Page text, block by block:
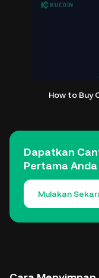
How to Buy
Dapatkan
Pertama
Mulakan